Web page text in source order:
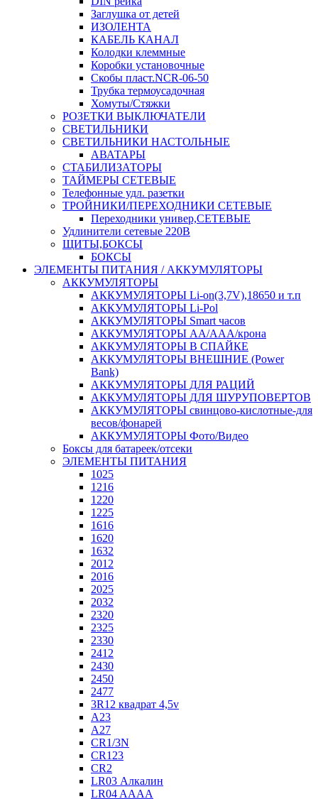
Заглушка от детей
ИЗОЛЕНТА
КАБЕЛЬ КАНАЛ
Колодки клеммные
Коробки установочные
Скобы пласт.NCR-06-50
Трубка термоусадочная
Хомуты/Стяжки
РОЗЕТКИ ВЫКЛЮЧАТЕЛИ
СВЕТИЛЬНИКИ
СВЕТИЛЬНИКИ НАСТОЛЬНЫЕ
АВАТАРЫ
СТАБИЛИЗАТОРЫ
ТАЙМЕРЫ СЕТЕВЫЕ
Телефонные удл. разетки
ТРОЙНИКИ/ПЕРЕХОДНИКИ СЕТЕВЫЕ
Переходники универ,СЕТЕВЫЕ
Удлинители сетевые 220В
ЩИТЫ,БОКСЫ
БОКСЫ
ЭЛЕМЕНТЫ ПИТАНИЯ / АККУМУЛЯТОРЫ
АККУМУЛЯТОРЫ
АККУМУЛЯТОРЫ Li-on(3,7V),18650 и т.п
АККУМУЛЯТОРЫ Li-Pol
АККУМУЛЯТОРЫ Smart часов
АККУМУЛЯТОРЫ АА/ААА/крона
АККУМУЛЯТОРЫ В СПАЙКЕ
АККУМУЛЯТОРЫ ВНЕШНИЕ (Power
Bank)
АККУМУЛЯТОРЫ ДЛЯ РАЦИЙ
АККУМУЛЯТОРЫ ДЛЯ ШУРУПОВЕРТОВ
АККУМУЛЯТОРЫ свинцово-кислотные-для
весов/фонарей
АККУМУЛЯТОРЫ Фото/Видео
Боксы для батареек/отсеки
ЭЛЕМЕНТЫ ПИТАНИЯ
1025
1216
1220
1225
1616
1620
1632
2012
2016
2025
2032
2320
2325
2330
2412
2430
2450
2477
3R12 квадрат 4,5v
A23
A27
CR1/3N
CR123
CR2
LR03 Алкалин
LR04 AAAA